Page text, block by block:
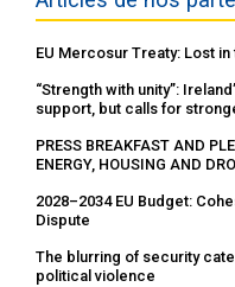
EU Mercosur Treaty: Lost
“Strength with unity”:
support, but calls for
PRESS BREAKFAST AND
ENERGY, HOUSING AND
2028–2034 EU Budget:
Dispute
The blurring of security
political violence